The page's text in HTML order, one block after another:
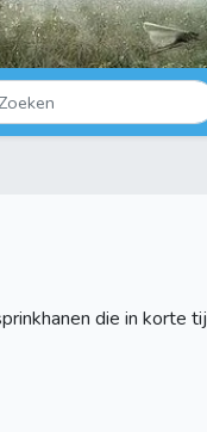
die in korte